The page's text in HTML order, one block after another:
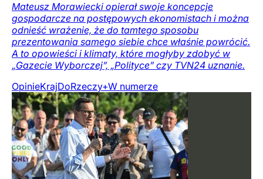
Mateusz Morawiecki opierał swoje koncepcje
gospodarcze na postępowych ekonomistach i można
odnieść wrażenie, że do tamtego sposobu
prezentowania samego siebie chce właśnie powrócić.
A to opowieści i klimaty, które mogłyby zdobyć w
„Gazecie Wyborczej”, „Polityce” czy TVN24 uznanie.
OpinieKrajDoRzeczy+W numerze